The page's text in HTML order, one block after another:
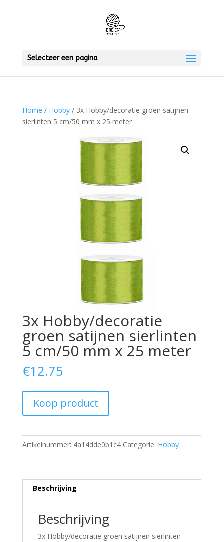
Selecteer een pagina
Home / Hobby/ 3x Hobby/decoratie groen satijnen
sierlinten 5 cm/50 mm x 25 meter
3x Hobby/decoratie
groen satijnen sierlinten
5 cm/50 mm x 25 meter
€12.75
Koop product
Artikelnummer: 4a14dde0b1c4 Categorie: Hobby
Beschrijving
Beschrijving
3x Hobby/decoratie groen satijnen sierlinten